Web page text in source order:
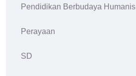
Pendidikan Berbudaya Humanis
Perayaan
SD